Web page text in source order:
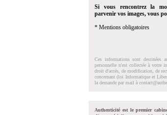
Si vous rencontrez la
parvenir vos images, vous
* Mentions obligatoires
Ces informations sont destinées
personnelle n'est collectée à votre
droit d'accés, de modification, de
concernant (loi Informatique et
la demande par mail à
Authenticité est le premier